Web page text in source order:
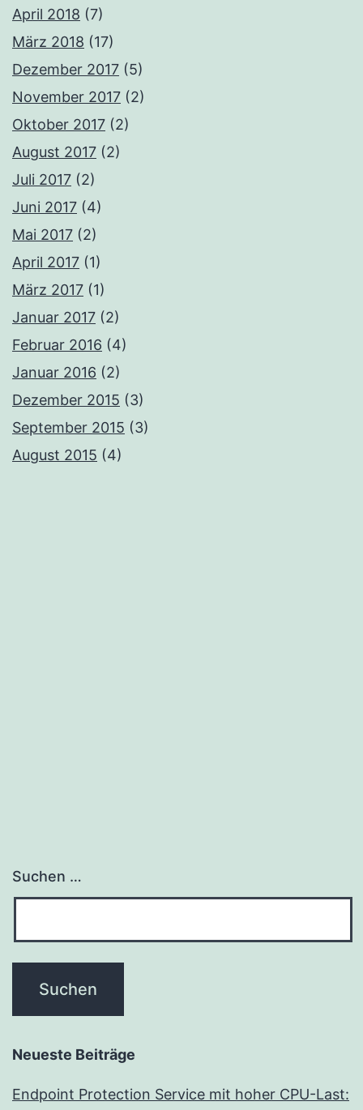
April 2018 (7)
März 2018 (17)
Dezember 2017 (5)
November 2017 (2)
Oktober 2017 (2)
August 2017 (2)
Juli 2017 (2)
Juni 2017 (4)
Mai 2017 (2)
April 2017 (1)
März 2017 (1)
Januar 2017 (2)
Februar 2016 (4)
Januar 2016 (2)
Dezember 2015 (3)
September 2015 (3)
August 2015 (4)
Suchen …
Neueste Beiträge
Endpoint Protection Service mit hoher CPU-Last: